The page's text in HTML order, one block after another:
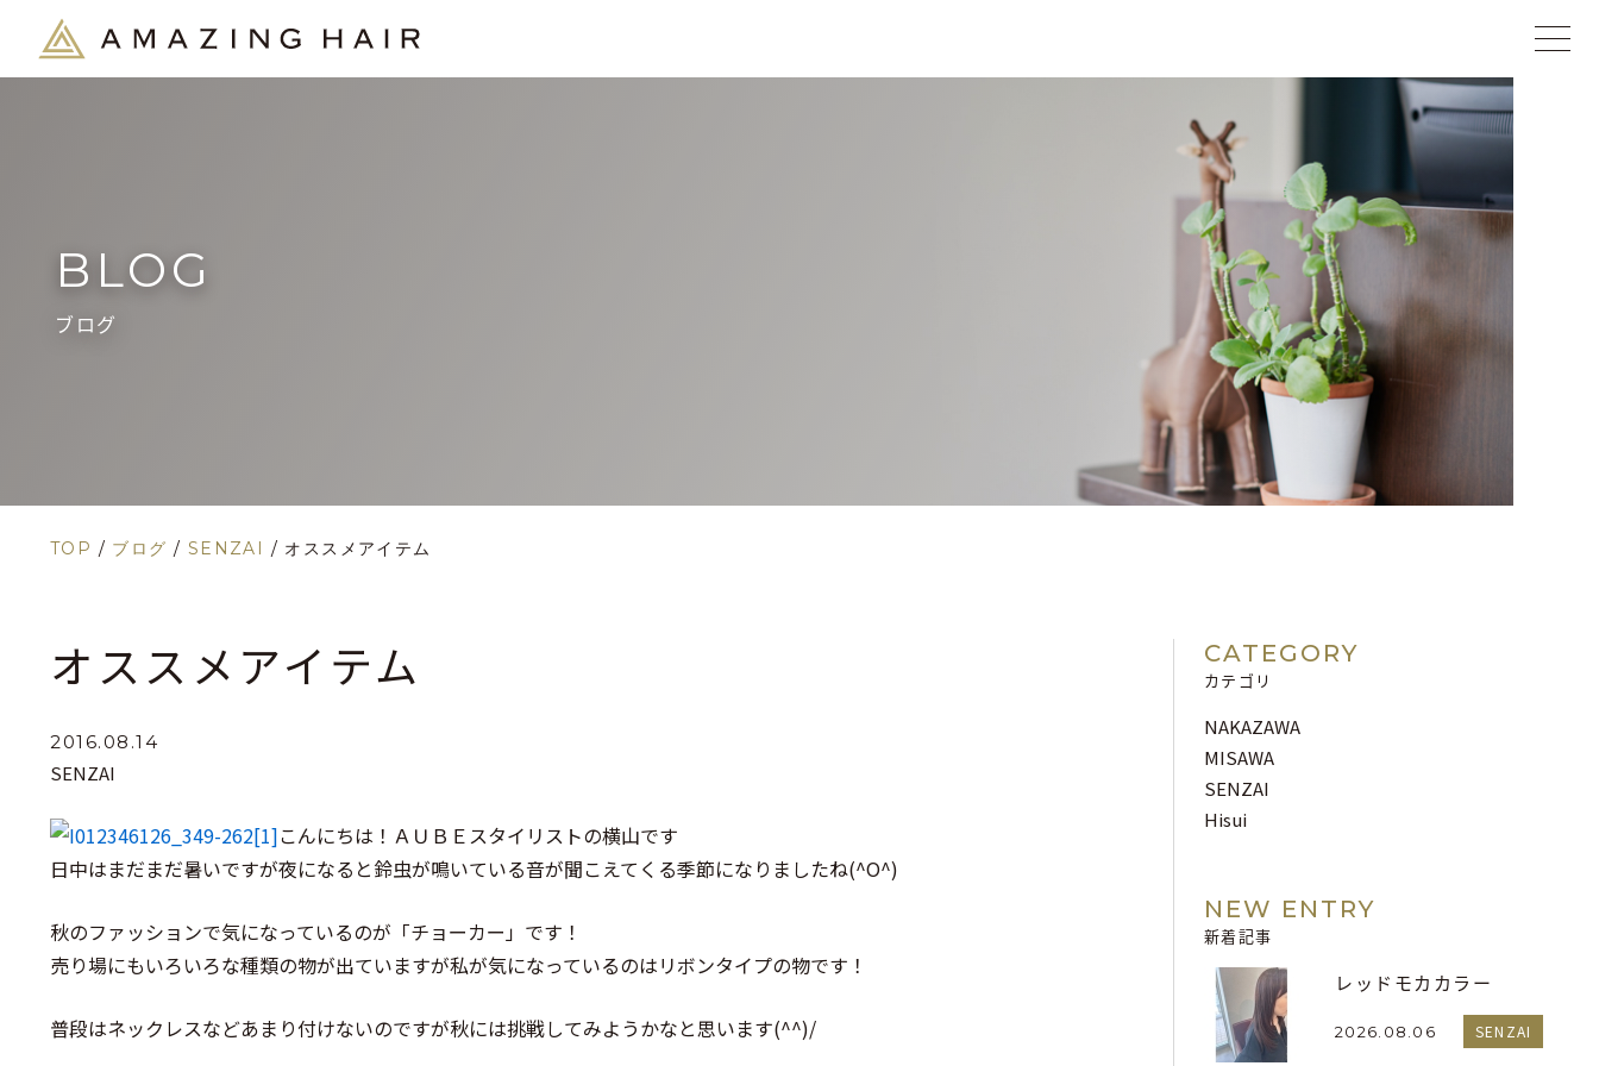
BLOG
ブログ
TOP / ブログ / SENZAI / オススメアイテム
オススメアイテム
2016.08.14
SENZAI
こんにちは！ＡＵＢＥスタイリストの横山です
日中はまだまだ暑いですが夜になると鈴虫が鳴いている音が聞こえてくる季節になりましたね(^O^)
秋のファッションで気になっているのが「チョーカー」です！
売り場にもいろいろな種類の物が出ていますが私が気になっているのはリボンタイプの物です！
普段はネックレスなどあまり付けないのですが秋には挑戦してみようかなと思います(^^)/
CATEGORY
カテゴリ
NAKAZAWA
MISAWA
SENZAI
Hisui
NEW ENTRY
新着記事
レッドモカカラー
2026.08.06 SENZAI